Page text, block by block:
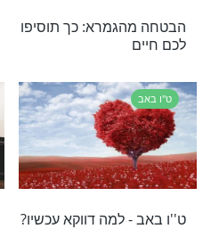
באב
ט"ו